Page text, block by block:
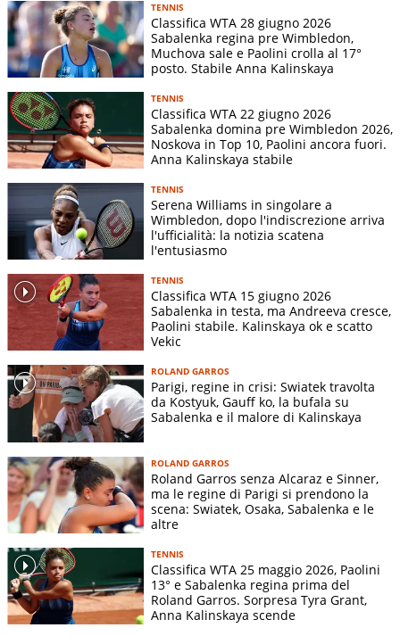
26/01 Australian Open OT
Inglis (AUS)
V
28/01 Australian Open QF
Elena
Rybakina
S
5-7 1-
10/02
Qatar Total
Energies Open
16mi
Janice Tjen
(IDN)
V
3
11/02
Qatar Total
Energies Open
Daria
12/02
Qatar Total
Energies Open
QF
Maria
Sakkari
S
6-2 4-
07/03 BNP Paribas Open 32mi
(USA)
V
09/03 BNP Paribas Open
Maria
6-3 6-
11/03 BNP Paribas Open OT
Karolina
Muchova
(CZE)
V
6-2 6-
0
12/03 BNP Paribas Open QF
(UKR)
4 4-6
19/03
Miami Open
presented by Itau
Magda
15/04
Porsche Tennis
Grand Prix
OT
Laura
Siegemund
(DEU)
V
3
TENNIS
Classifica WTA 28 giugno 2026
Sabalenka regina pre Wimbledon,
Muchova sale e Paolini crolla al 17°
posto. Stabile Anna Kalinskaya
TENNIS
Classifica WTA 22 giugno 2026
Sabalenka domina pre Wimbledon 2026,
Noskova in Top 10, Paolini ancora fuori.
Anna Kalinskaya stabile
TENNIS
Serena Williams in singolare a
Wimbledon, dopo l'indiscrezione arriva
l'ufficialità: la notizia scatena
l'entusiasmo
TENNIS
Classifica WTA 15 giugno 2026
Sabalenka in testa, ma Andreeva cresce,
Paolini stabile. Kalinskaya ok e scatto
Vekic
ROLAND GARROS
Parigi, regine in crisi: Swiatek travolta
da Kostyuk, Gauff ko, la bufala su
Sabalenka e il malore di Kalinskaya
ROLAND GARROS
Roland Garros senza Alcaraz e Sinner,
ma le regine di Parigi si prendono la
scena: Swiatek, Osaka, Sabalenka e le
altre
TENNIS
Classifica WTA 25 maggio 2026, Paolini
13° e Sabalenka regina prima del
Roland Garros. Sorpresa Tyra Grant,
Anna Kalinskaya scende